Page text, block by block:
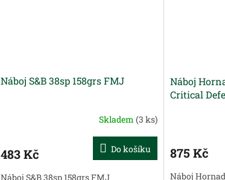
Náboj S&B 38sp 158grs FMJ
Skladem (3 ks)
483 Kč Do košíku
Náboj S&B 38sp 158grs FMJ
Náboj
Critical
875 Kč
Náboj